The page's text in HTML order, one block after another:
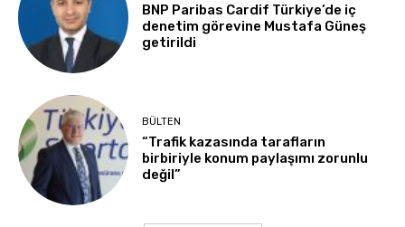
BNP Paribas Cardif Türkiye’de iç
denetim görevine Mustafa Güneş
getirildi
BÜLTEN
“Trafik kazasında tarafların
birbiriyle konum paylaşımı zorunlu
değil”